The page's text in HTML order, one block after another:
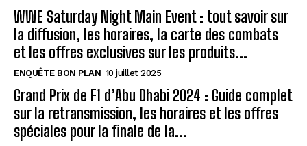
WWE Saturday Night Main Event : tout savoir sur
la diffusion, les horaires, la carte des combats
et les offres exclusives sur les produits...
ENQUÊTE BON PLAN 10 juillet 2025
Grand Prix de F1 d’Abu Dhabi 2024 : Guide complet
sur la retransmission, les horaires et les offres
spéciales pour la finale de la...